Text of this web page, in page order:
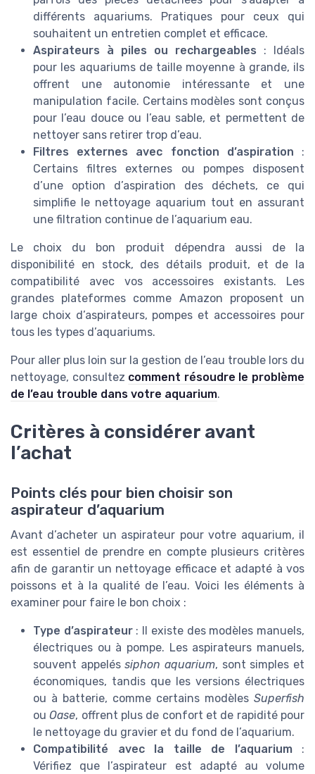
différents aquariums. Pratiques pour ceux qui
souhaitent un entretien complet et efficace.
Aspirateurs à piles ou rechargeables : Idéals
pour les aquariums de taille moyenne à grande, ils
offrent une autonomie intéressante et une
manipulation facile. Certains modèles sont conçus
pour l’eau douce ou l’eau sable, et permettent de
nettoyer sans retirer trop d’eau.
Filtres externes avec fonction d’aspiration :
Certains filtres externes ou pompes disposent
d’une option d’aspiration des déchets, ce qui
simplifie le nettoyage aquarium tout en assurant
une filtration continue de l’aquarium eau.
Le choix du bon produit dépendra aussi de la
disponibilité en stock, des détails produit, et de la
compatibilité avec vos accessoires existants. Les
grandes plateformes comme Amazon proposent un
large choix d’aspirateurs, pompes et accessoires pour
tous les types d’aquariums.
Pour aller plus loin sur la gestion de l’eau trouble lors du
nettoyage, consultez comment résoudre le problème
de l’eau trouble dans votre aquarium.
Critères à considérer avant
l’achat
Points clés pour bien choisir son
aspirateur d’aquarium
Avant d’acheter un aspirateur pour votre aquarium, il
est essentiel de prendre en compte plusieurs critères
afin de garantir un nettoyage efficace et adapté à vos
poissons et à la qualité de l’eau. Voici les éléments à
examiner pour faire le bon choix :
Type d’aspirateur: Il existe des modèles manuels,
électriques ou à pompe. Les aspirateurs manuels,
souvent appeléssiphon aquarium, sont simples et
économiques, tandis que les versions électriques
ou à batterie, comme certains modèles Superfish
ouOase, offrent plus de confort et de rapidité pour
le nettoyage du gravier et du fond de l’aquarium.
Compatibilité avec la taille de l’aquarium:
Vérifiez que l’aspirateur est adapté au volume